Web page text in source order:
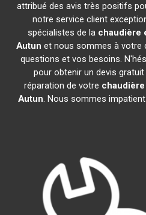
attribué des avis très positifs
notre service client
spécialistes de la chaudière
Autun et nous sommes à votre
questions et vos besoins.
pour obtenir un devis
réparation de votre
Autun. Nous sommes